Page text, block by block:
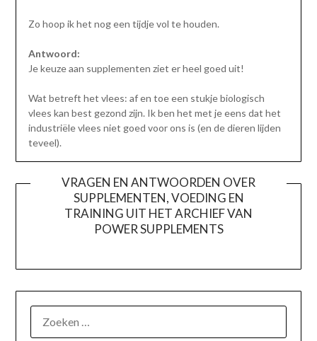
Zo hoop ik het nog een tijdje vol te houden.
Antwoord:
Je keuze aan supplementen ziet er heel goed uit!
Wat betreft het vlees: af en toe een stukje biologisch
vlees kan best gezond zijn. Ik ben het met je eens dat het
industriële vlees niet goed voor ons is (en de dieren lijden
teveel).
VRAGEN EN ANTWOORDEN OVER
SUPPLEMENTEN, VOEDING EN
TRAINING UIT HET ARCHIEF VAN
POWER SUPPLEMENTS
NAAR: